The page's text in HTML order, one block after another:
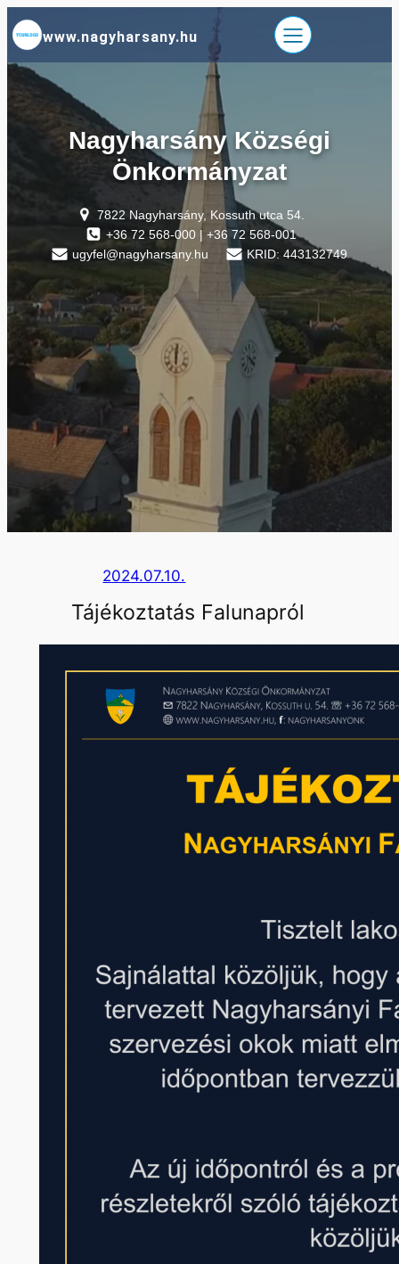
Ugrás
a
tartalomhoz
www.nagyharsany.hu
Nagyharsány Községi
Önkormányzat
7822 Nagyharsány, Kossuth utca 54.
+36 72 568-000 | +36 72 568-001
ugyfel@nagyharsany.hu
KRID: 443132749
2024.07.10.
Tájékoztatás Falunapról